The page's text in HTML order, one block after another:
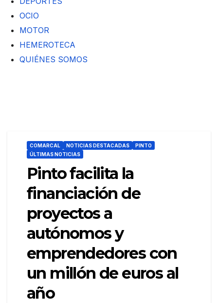
OCIO
MOTOR
HEMEROTECA
QUIÉNES SOMOS
COMARCAL NOTICIAS DESTACADAS
PINTO
ÚLTIMAS NOTICIAS
Pinto facilita la
financiación de
proyectos a
autónomos y
emprendedores con
un millón de euros al
año